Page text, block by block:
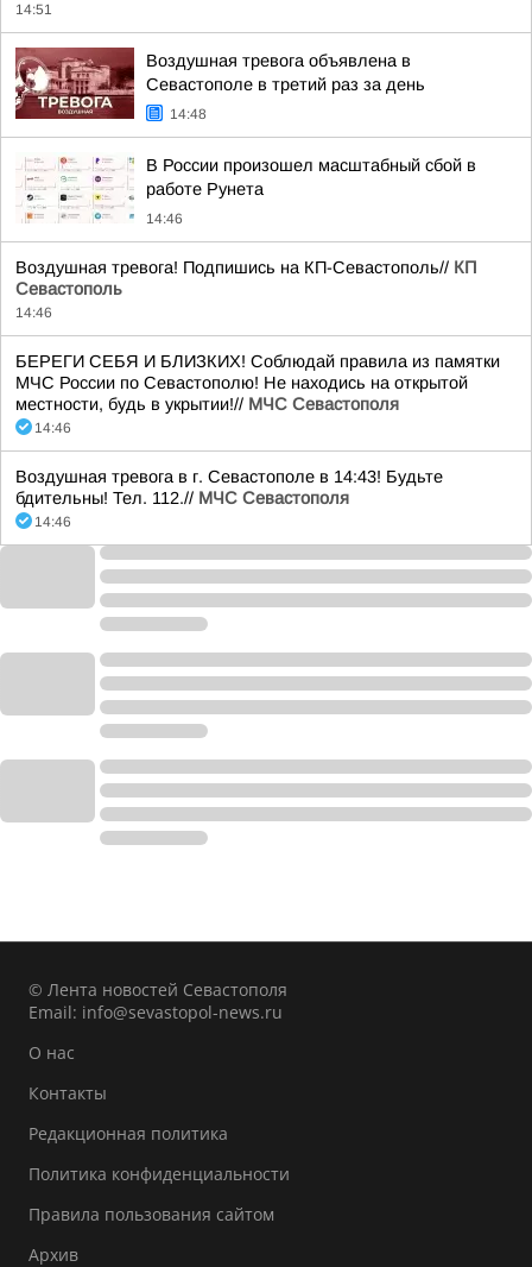
14:51
Воздушная тревога объявлена в
Севастополе в третий раз за день
14:48
В России произошел масштабный сбой в
работе Рунета
14:46
Воздушная тревога! Подпишись на КП-Севастополь// КП
Севастополь
14:46
БЕРЕГИ СЕБЯ И БЛИЗКИХ! Соблюдай правила из памятки
МЧС России по Севастополю! Не находись на открытой
местности, будь в укрытии!// МЧС Севастополя
14:46
Воздушная тревога в г. Севастополе в 14:43! Будьте
бдительны! Тел. 112.// МЧС Севастополя
14:46
© Лента новостей Севастополя
Email: info@sevastopol-news.ru
О нас
Контакты
Редакционная политика
Политика конфиденциальности
Правила пользования сайтом
Архив